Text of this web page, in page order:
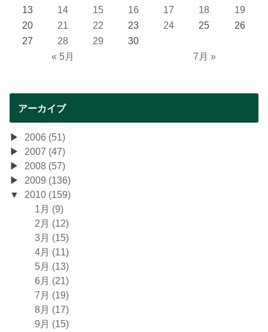
« 5月 7月 »
13
14 15 16 17 18
19
20
21 22 23 24 25
26
27
28 29 30
アーカイブ
2006 (51)
2007 (47)
2008 (57)
2009 (136)
2010 (159)
1月 (9)
2月 (12)
3月 (15)
4月 (11)
5月 (13)
6月 (21)
7月 (19)
8月 (17)
9月 (15)